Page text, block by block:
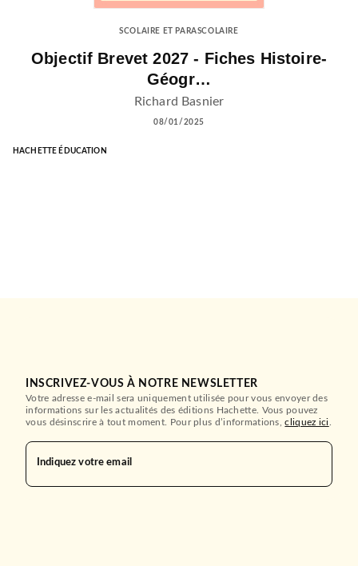
SCOLAIRE ET PARASCOLAIRE
Objectif Brevet 2027 - Fiches Histoire-
Géogr…
Richard Basnier
08/01/2025
HACHETTE ÉDUCATION
INSCRIVEZ-VOUS À NOTRE NEWSLETTER
Votre adresse e-mail sera uniquement utilisée pour vous envoyer des
informations sur les actualités des éditions Hachette. Vous pouvez
vous désinscrire à tout moment. Pour plus d’informations,cliquez ici
Indiquez votre email